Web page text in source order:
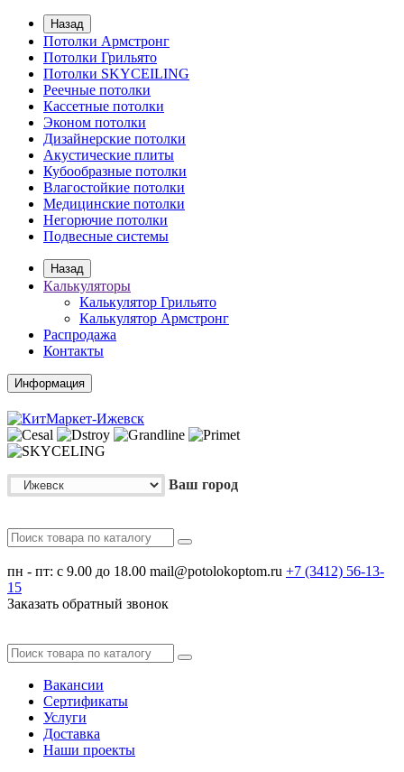
Назад
Потолки Армстронг
Потолки Грильято
Потолки SKYCEILING
Реечные потолки
Кассетные потолки
Эконом потолки
Дизайнерские потолки
Акустические плиты
Кубообразные потолки
Влагостойкие потолки
Медицинские потолки
Негорючие потолки
Подвесные системы
Назад
Калькуляторы
Калькулятор Грильято
Калькулятор Армстронг
Распродажа
Контакты
Информация
Ваш город
пн - пт: с 9.00 до 18.00 mail@potolokoptom.ru +7 (3412) 56-13-
15
Заказать обратный звонок
Вакансии
Сертификаты
Услуги
Доставка
Наши проекты